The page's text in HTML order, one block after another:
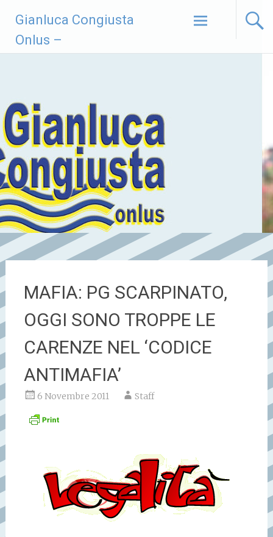
contenuto
Gianluca Congiusta
Onlus –
MAFIA: PG SCARPINATO,
OGGI SONO TROPPE LE
CARENZE NEL ‘CODICE
ANTIMAFIA’
6 Novembre 2011 Staff